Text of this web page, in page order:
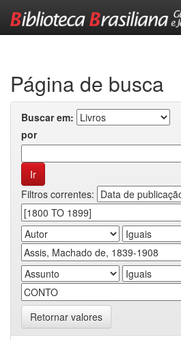
Página de busca
Buscar em:
por
Filtros correntes:
Retornar valores